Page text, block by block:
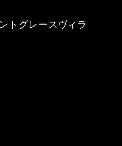
トグレースヴィラ